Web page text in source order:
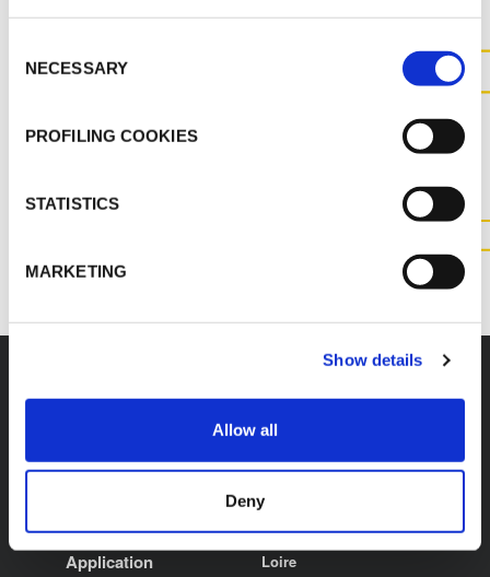
Selection
NECESSARY
PROFILING COOKIES
STATISTICS
MARKETING
Show details
Allow all
Deny
PLUS D'INFORMATIONS SUR
K-FLEX
Produits
Application
SIÈGE SOCIAL
SAGI K-FLEX
49123 Champtocé Sur
Loire